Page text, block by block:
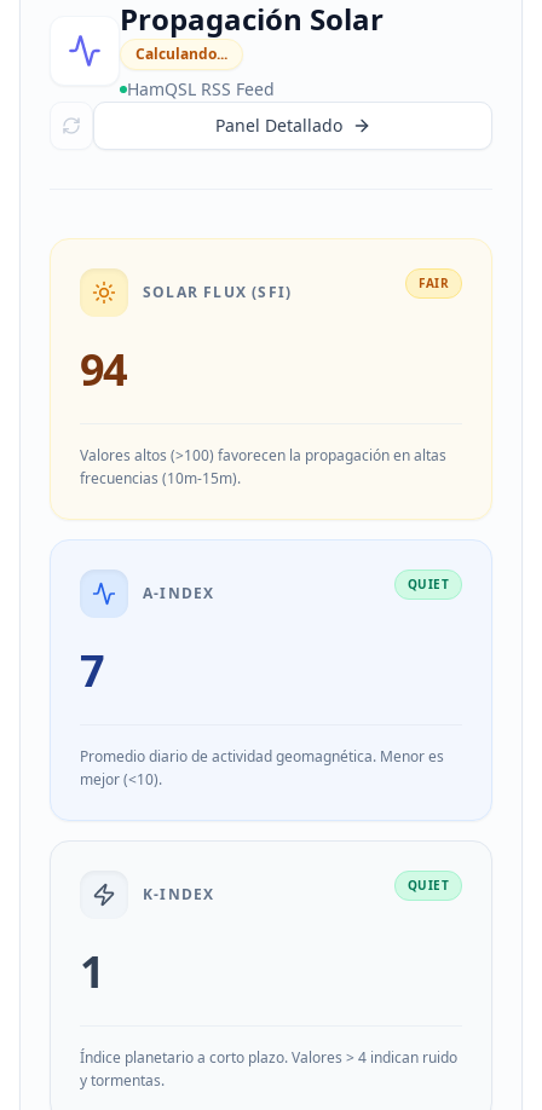
Propagación Solar
Calculando...
HamQSL RSS Feed
Panel Detallado
SOLAR FLUX (SFI) FAIR
94
Valores altos (>100) favorecen la propagación en altas
frecuencias (10m-15m).
A-INDEX QUIET
7
Promedio diario de actividad geomagnética. Menor es
mejor (<10).
K-INDEX QUIET
1
Índice planetario a corto plazo. Valores > 4 indican ruido
y tormentas.